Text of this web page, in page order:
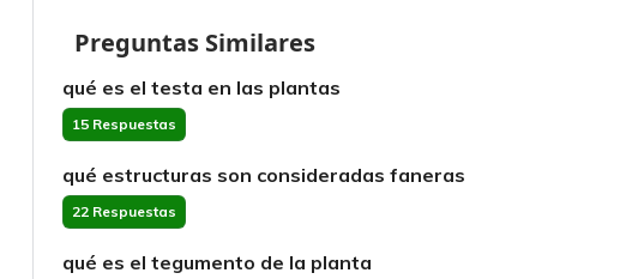
Preguntas Similares
qué es el testa en las plantas
15 Respuestas
qué estructuras son consideradas faneras
22 Respuestas
qué es el tegumento de la planta